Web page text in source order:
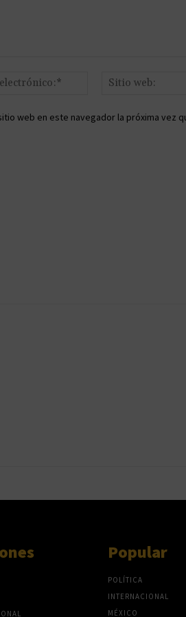
Correo
web en este navegador la próxima vez
Popular
POLÍTICA
INTERNACIONAL
MÉXICO